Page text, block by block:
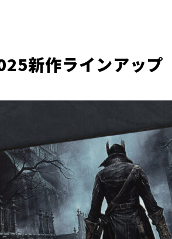
新作ラインアップ